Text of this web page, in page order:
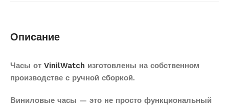
Описание
Часы от VinilWatch изготовлены на собственном
производстве с ручной сборкой.
Виниловые часы — это не просто функциональный